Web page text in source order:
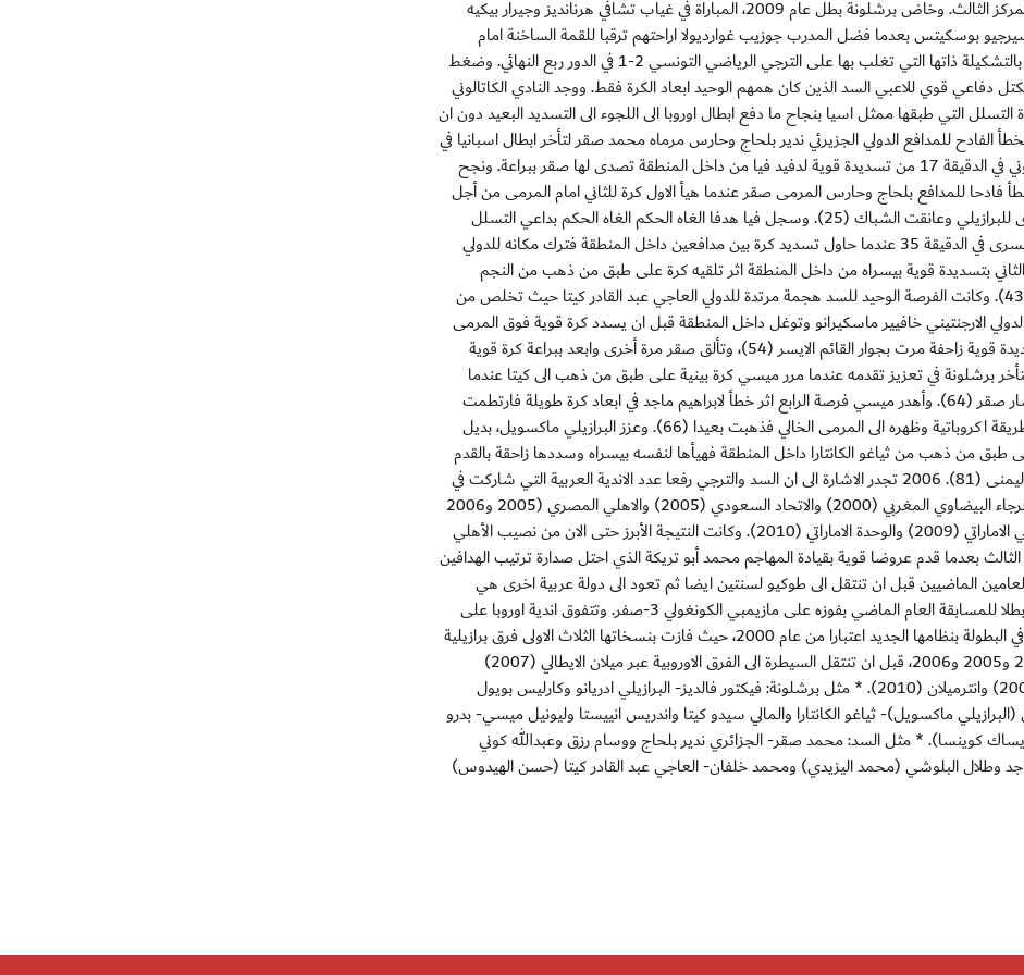
اليوم والملعب ذاته السد مع كاشيوا ريسول على المركز الثالث. وخاض برشلونة بطل عام 2009، المباراة في غياب تشافي هرنانديز وجيرار بيكيه
بوسكيتس بعدما فضل المدرب جوزيب غوارديولا اراحتهم ترقبا للقمة الساخنة امام
سانتوس في النهائي. في المقابل، خاض السد المباراة بالتشكيلة ذاتها التي تغلب بها على الترجي الرياضي التونسي 2-1 في الدور ربع النهائي. وضغط
دفاعي قوي للاعبي السد الذين كان همهم الوحيد ابعاد الكرة فقط. ووجد النادي الكاتالوني
التي طبقها ممثل اسيا بنجاح ما دفع ابطال اوروبا الى اللجوء الى التسديد البعيد دون ان
الفادح للمدافع الدولي الجزيرئي ندير بلحاج وحارس مرماه محمد صقر لتأخر ابطال اسبانيا في
افتتاح التسجيل.. وكانت أخطر فرصة للفريق الكاتالوني في الدقيقة 17 من تسديدة قوية لدفيد فيا من داخل المنطقة تصدى لها صقر ببراعة. ونجح
فادحا للمدافع بلحاج وحارس المرمى صقر عندما هيأ الاول كرة للثاني امام المرمى من أجل
تشتيتها فطالت على الاخير وارتطمت بالركبة اليسرى للبرازيلي وعانقت الشباك (25). وسجل فيا هدفا الغاه الحكم الغاه الحكم بداعي التسلل
(33)، قبل ان يتعرض الى الاصابة بكسر في ساقه اليسرى في الدقيقة 35 عندما حاول تسديد كرة بين مدافعين داخل المنطقة فترك مكانه للدولي
بتسديدة قوية بيسراه من داخل المنطقة اثر تلقيه كرة على طبق من ذهب من النجم
الارجنتيني ليونيل ميسي على يمين الحارس صقر (43). وكانت الفرصة الوحيد للسد هجمة مرتدة للدولي العاجي عبد القادر كيتا حيث تخلص من
الارجنتيني خافيير ماسكيرانو وتوغل داخل المنطقة قبل ان يسدد كرة قوية فوق المرمى
(45). وكاد ميسي ان يضيف الهدف الثالث من تسديدة قوية زاحفة مرت بجوار القائم الايسر (54)، وتألق صقر مرة أخرى وابعد ببراعة كرة قوية
حرة مباشرة الى ركنية (62). ولم يتأخر برشلونة في تعزيز تقدمه عندما مرر ميسي كرة بينية على طبق من ذهب الى كيتا عندما
حافة المنطقة فتوغل داخها وغمزها بيسراه على يسار صقر (64). وأهدر ميسي فرصة الرابع اثر خطأ لابراهيم ماجد في ابعاد كرة طويلة فارتطمت
بالحارس صقر وتهيأت امام الارجنتيني الذي لعبها بطريقة اكروباتية وظهره الى المرمى الخالي فذهبت بعيدا (66). وعزز البرازيلي ماكسويل، بديل
طبق من ذهب من ثياغو الكانتارا داخل المنطقة فهيأها لنفسه بيسراه وسددها زاحقة بالقدم
ذاتها على يمين صقر الذي فشل في ابعادها بقدمه اليمنى (81). 2006 تجدر الاشارة الى ان السد والترجي رفعا عدد الاندية العربية التي شاركت في
البطولة الى تسعة بانضمامها الى النصر السعودي والرجاء البيضاوي المغربي (2000) والاتحاد السعودي (2005) والاهلي المصري (2005 و2006
و2008) والنجم الساحلي التونسي (2007) والاهلي الاماراتي (2009) والوحدة الاماراتي (2010). وكانت النتيجة الأبرز حتى الان من نصيب الأهلي
عندما احتل المركز الثالث بعدما قدم عروضا قوية بقيادة المهاجم محمد أبو تريكة الذي احتل صدارة ترتيب الهدافين
الماضيين قبل ان تنتقل الى طوكيو لسنتين ايضا ثم تعود الى دولة عربية اخرى هي
المغرب اعتبارا من 2013. وتوج انتر ميلان الايطالي بطلا للمسابقة العام الماضي بفوزه على مازيمبي الكونغولي 3-صفر. وتتفوق اندية اوروبا على
نظيرتها الاميركية الجنوبية باربعة القاب مقابل ثلاثة في البطولة بنظامها الجديد اعتبارا من عام 2000، حيث فازت بنسخاتها الثلاث الاولى فرق برازيلية
هي كورينثيانز وساو باولو وانترناسيونال اعوام 2000 و2005 و2006، قبل ان تنتقل السيطرة الى الفرق الاوروبية عبر ميلان الايطالي (2007)
ومانشستر يونايتد الانكليزي (2008) وبرشلونة (2009) وانترميلان (2010). * مثل برشلونة: فيكتور فالديز- البرازيلي ادريانو وكارليس بويول
ماكسويل)- ثياغو الكانتارا والمالي سيدو كيتا واندريس انييستا وليونيل ميسي- بدرو
كوينسا). * مثل السد: محمد صقر- الجزائري ندير بلحاج ووسام رزق وعبدالله كوني
وطلال البلوشي (محمد اليزيدي) ومحمد خلفان- العاجي عبد القادر كيتا (حسن الهيدوس)